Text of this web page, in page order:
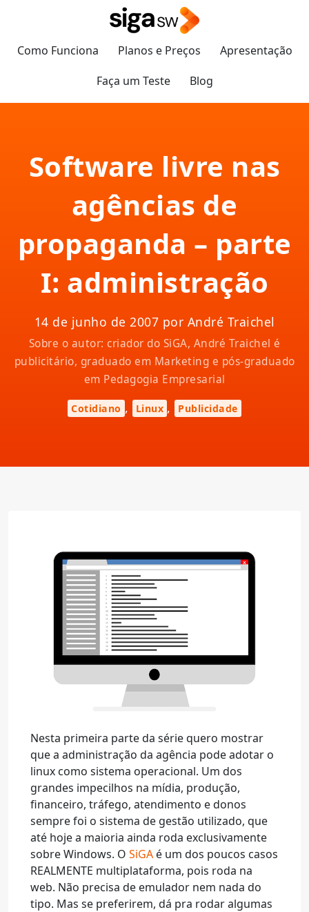
Como Funciona Planos e Preços
Apresentação
Faça um Teste
Blog
Software livre nas
agências de
propaganda – parte
I: administração
14 de junho de 2007 por André Traichel
Sobre o autor: criador do SiGA, André Traichel é
publicitário, graduado em Marketing e pós-graduado
em Pedagogia Empresarial
Cotidiano , Linux , Publicidade
Nesta primeira parte da série quero mostrar
que a administração da agência pode adotar o
linux como sistema operacional. Um dos
grandes impecilhos na mídia, produção,
financeiro, tráfego, atendimento e donos
sempre foi o sistema de gestão utilizado, que
até hoje a maioria ainda roda exclusivamente
sobre Windows. O SiGA é um dos poucos casos
REALMENTE multiplataforma, pois roda na
web. Não precisa de emulador nem nada do
tipo. Mas se preferirem, dá pra rodar algumas